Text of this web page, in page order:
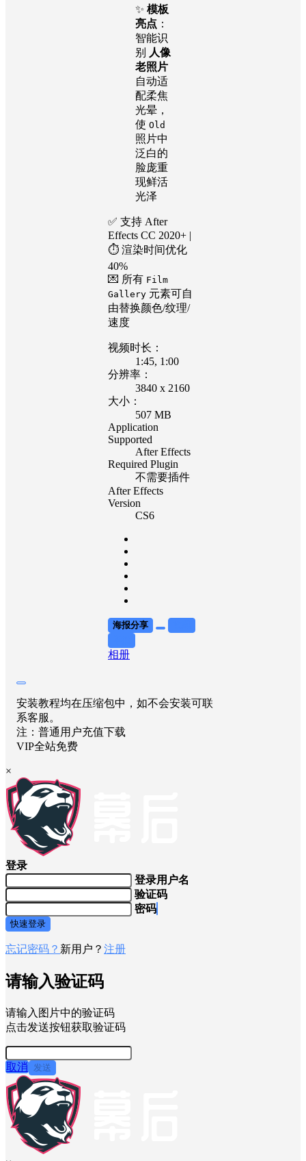
✨ 模板
亮点 ：
智能识
别
人像
老照片
自动适
配柔焦
光晕，
使 Old
照片中
泛白的
脸庞重
现鲜活
光泽
✅ 支持 After
Effects CC 2020+ |
⏱️ 渲染时间优化
40%
💌 所有 Film
Gallery 元素可自
由替换颜色/纹理/
速度
视频时长：
1:45, 1:00
分辨率：
3840 x 2160
大小：
507 MB
Application
Supported
After Effects
Required Plugin
不需要插件
After Effects
Version
CS6
海报分享
相册
安装教程均在压缩包中，如不会安装可联
系客服。
注：普通用户充值下载
VIP全站免费
×
登录
登录用户名
验证码
密码
快速登录
忘记密码？ 新用户？ 注册
请输入验证码
请输入图片中的验证码
点击发送按钮获取验证码
取消 发送